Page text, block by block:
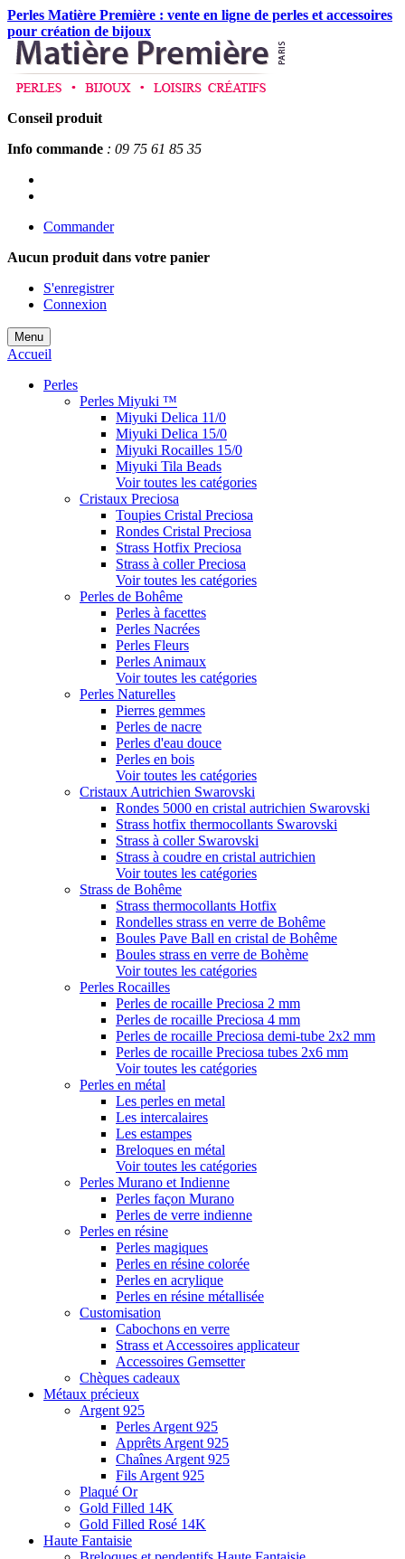
Perles Matière Première : vente en ligne de perles et accessoires
pour création de bijoux
Conseil produit
Info commande : 09 75 61 85 35
Commander
Aucun produit dans votre panier
S'enregistrer
Connexion
Menu
Accueil
Perles
Perles Miyuki ™
Miyuki Delica 11/0
Miyuki Delica 15/0
Miyuki Rocailles 15/0
Miyuki Tila Beads
Voir toutes les catégories
Cristaux Preciosa
Toupies Cristal Preciosa
Rondes Cristal Preciosa
Strass Hotfix Preciosa
Strass à coller Preciosa
Voir toutes les catégories
Perles de Bohême
Perles à facettes
Perles Nacrées
Perles Fleurs
Perles Animaux
Voir toutes les catégories
Perles Naturelles
Pierres gemmes
Perles de nacre
Perles d'eau douce
Perles en bois
Voir toutes les catégories
Cristaux Autrichien Swarovski
Rondes 5000 en cristal autrichien Swarovski
Strass hotfix thermocollants Swarovski
Strass à coller Swarovski
Strass à coudre en cristal autrichien
Voir toutes les catégories
Strass de Bohême
Strass thermocollants Hotfix
Rondelles strass en verre de Bohême
Boules Pave Ball en cristal de Bohême
Boules strass en verre de Bohème
Voir toutes les catégories
Perles Rocailles
Perles de rocaille Preciosa 2 mm
Perles de rocaille Preciosa 4 mm
Perles de rocaille Preciosa demi-tube 2x2 mm
Perles de rocaille Preciosa tubes 2x6 mm
Voir toutes les catégories
Perles en métal
Les perles en metal
Les intercalaires
Les estampes
Breloques en métal
Voir toutes les catégories
Perles Murano et Indienne
Perles façon Murano
Perles de verre indienne
Perles en résine
Perles magiques
Perles en résine colorée
Perles en acrylique
Perles en résine métallisée
Customisation
Cabochons en verre
Strass et Accessoires applicateur
Accessoires Gemsetter
Chèques cadeaux
Métaux précieux
Argent 925
Perles Argent 925
Apprêts Argent 925
Chaînes Argent 925
Fils Argent 925
Plaqué Or
Gold Filled 14K
Gold Filled Rosé 14K
Haute Fantaisie